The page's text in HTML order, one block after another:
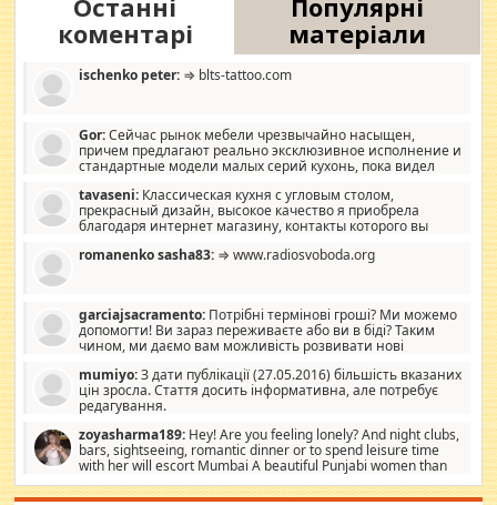
Останні
коментарі
Популярні
матеріали
ischenko peter: ⇒ blts-tattoo.com
Gor:Сейчас рынок мебели чрезвычайно насыщен,
причем предлагают реально эксклюзивное исполнение и
стандартные модели малых серий кухонь, пока видел
стандартные формы, в MebelOk, креативненько и что главное -
со вкусом все в порядке, без ненужных наворотов удорожающих
мебель, а это не последний фактор.
tavaseni: Классическая кухня с угловым столом,
прекрасный дизайн, высокое качество я приобрела
благодаря интернет магазину, контакты которого вы
romanenko sasha83: ⇒ www.radiosvoboda.org
garciajsacramento: Потрібні термінові гроші? Ми можемо
допомогти! Ви зараз переживаєте або ви в біді? Таким
чином, ми даємо вам можливість розвивати нові
допомагати людям, які намагаються дати їм шанс. Кожен
заслуговує на другий шанс, і, оскільки влада не зможе, вони
повинні приймати від інших. Для нас нема багато суми, і зрілість
витрат, а тільки узгоджених сум і нічого іншого. Не чекайте і не
коментуйте цей пост. Введіть суму, яку ви хочете подати, і ми
зв'яжемося з вами з усіма варіантами. зв'яжіться з нами
сьогодні на garciajsacramento@gmail.com Вам потрібні термінові
гроші? Ми можемо допомогти!
mumiyo:З дати публікації (27.05.2016) більшість вказаних
цін зросла. Стаття досить інформативна, але потребує
редагування.
zoyasharma189: Hey! Are you feeling lonely? And night clubs,
bars, sightseeing, romantic dinner or to spend leisure time
with her will escort Mumbai A beautiful Punjabi women than
sexy escort companion in arms that you guys feel like 5 star luxury
hotel had to spend the night in their search for loved solitaire free